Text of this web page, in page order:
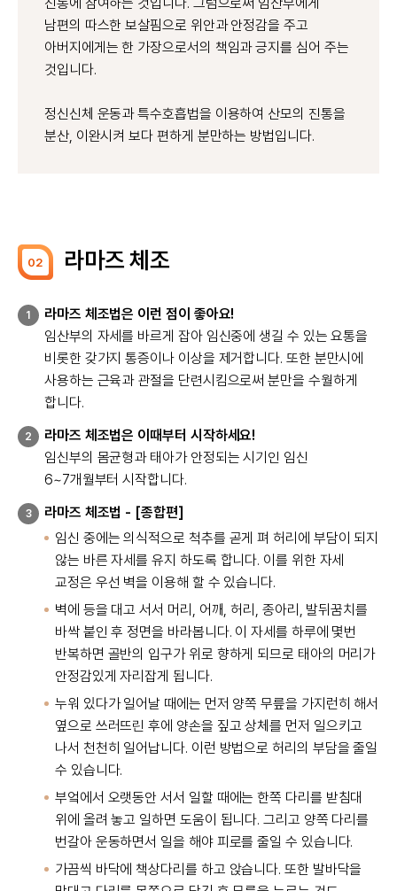
남편의 따스한 보살핌으로 위안과 안정감을 주고
아버지에게는 한 가장으로서의 책임과 긍지를 심어 주는
것입니다.
정신신체 운동과 특수호흡법을 이용하여 산모의 진통을
분산, 이완시켜 보다 편하게 분만하는 방법입니다.
02 라마즈 체조
1
라마즈 체조법은 이런 점이 좋아요!
임산부의 자세를 바르게 잡아 임신중에 생길 수 있는 요통을
비롯한 갖가지 통증이나 이상을 제거합니다. 또한 분만시에
사용하는 근육과 관절을 단련시킴으로써 분만을 수월하게
합니다.
2
라마즈 체조법은 이때부터 시작하세요!
임신부의 몸균형과 태아가 안정되는 시기인 임신
6~7개월부터 시작합니다.
3
라마즈 체조법 - [종합편]
임신 중에는 의식적으로 척추를 곧게 펴 허리에 부담이 되지
않는 바른 자세를 유지 하도록 합니다. 이를 위한 자세
교정은 우선 벽을 이용해 할 수 있습니다.
벽에 등을 대고 서서 머리, 어깨, 허리, 종아리, 발뒤꿈치를
바싹 붙인 후 정면을 바라봅니다. 이 자세를 하루에 몇번
반복하면 골반의 입구가 위로 향하게 되므로 태아의 머리가
안정감있게 자리잡게 됩니다.
누워 있다가 일어날 때에는 먼저 양쪽 무릎을 가지런히 해서
옆으로 쓰러뜨린 후에 양손을 짚고 상체를 먼저 일으키고
나서 천천히 일어납니다. 이런 방법으로 허리의 부담을 줄일
수 있습니다.
부엌에서 오랫동안 서서 일할 때에는 한쪽 다리를 받침대
위에 올려 놓고 일하면 도움이 됩니다. 그리고 양쪽 다리를
번갈아 운동하면서 일을 해야 피로를 줄일 수 있습니다.
가끔씩 바닥에 책상다리를 하고 앉습니다. 또한 발바닥을